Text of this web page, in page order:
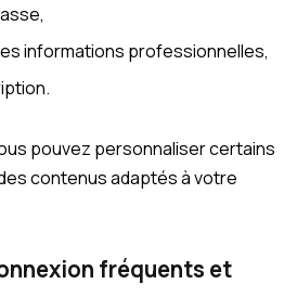
informations professionnelles,
pouvez personnaliser certains
contenus adaptés à votre
fréquents et